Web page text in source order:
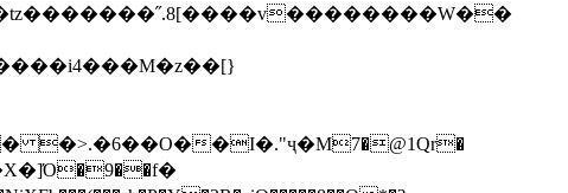
�I�."ҷ�M7�@1Qr�